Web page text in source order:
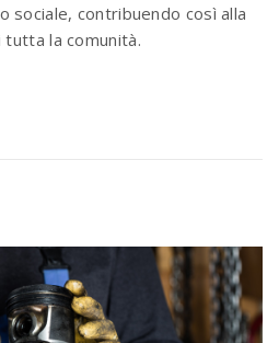
sociale, contribuendo così alla
la comunità.